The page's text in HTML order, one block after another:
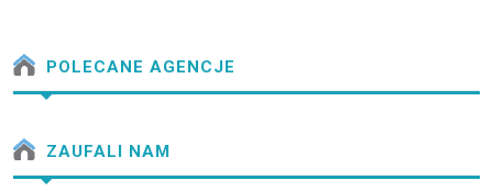
POLECANE AGENCJE
ZAUFALI NAM